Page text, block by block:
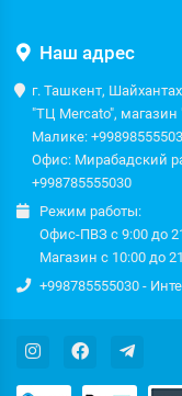
Наш адрес
г. Ташкент,
"ТЦ Mercato",
Малике:
Офис: Мирабадский
+998785555030
Режим работы:
Офис-ПВЗ с 9:00 до
Магазин с 10:00 до
+998785555030 -